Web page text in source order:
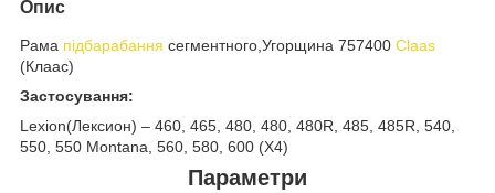
Опис
Рама підбарабання сегментного,Угорщина 757400 Claas
(Клаас)
Застосування:
Lexion(Лексион) – 460, 465, 480, 480, 480R, 485, 485R, 540,
550, 550 Montana, 560, 580, 600 (X4)
Параметри